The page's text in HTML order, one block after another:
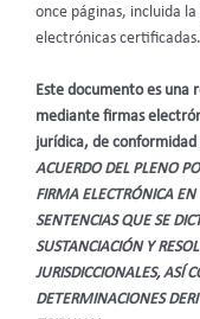
once páginas, incluida
electrónicas
Este documento es
mediante firmas
jurídica, de conformidad
ACUERDO DEL PLENO
FIRMA ELECTRÓNICA EN
SENTENCIAS QUE SE
SUSTANCIACIÓN Y
JURISDICCIONALES, ASÍ
DETERMINACIONES